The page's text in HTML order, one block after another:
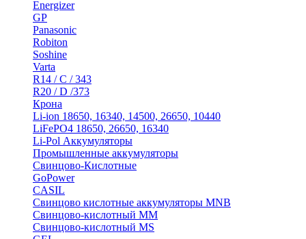
Energizer
GP
Panasonic
Robiton
Soshine
Varta
R14 / C / 343
R20 / D /373
Крона
Li-ion 18650, 16340, 14500, 26650, 10440
LiFePO4 18650, 26650, 16340
Li-Pol Аккумуляторы
Промышленные аккумуляторы
Свинцово-Кислотные
GoPower
CASIL
Свинцово кислотные аккумуляторы MNB
Cвинцово-кислотный MM
Cвинцово-кислотный MS